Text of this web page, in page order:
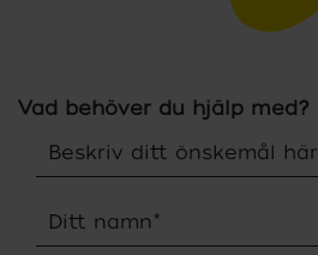
Vad behöver du hjälp med?
Beskriv ditt önskemål här
Ditt namn*